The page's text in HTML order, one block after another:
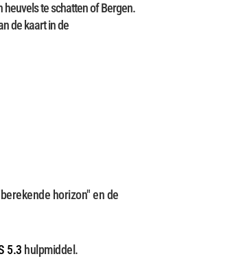
te schatten of Bergen.
de kaart in de
horizon" en de
5.3 hulpmiddel.